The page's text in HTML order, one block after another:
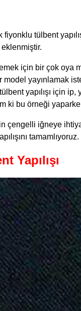
tülbent
için bir çok oya
model yayınlamak
yapılışı için ip,
ki bu örneği
çengelli iğneye
tamamlıyoruz.
Yapılışı